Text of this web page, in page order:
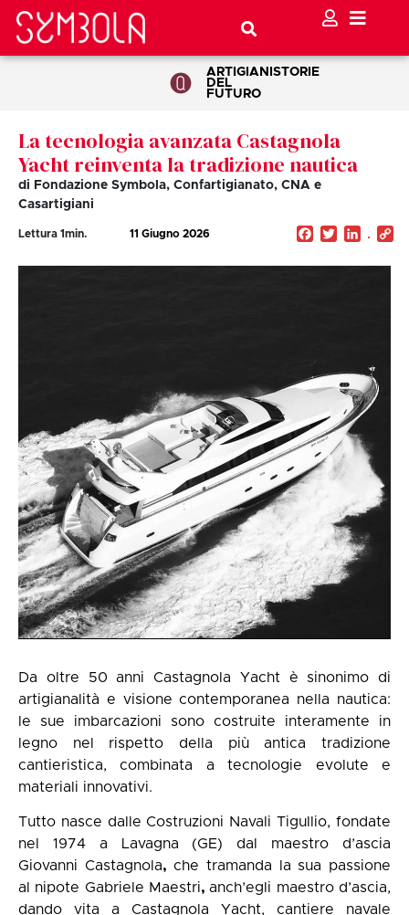
ARTIGIANI
DEL
FUTURO
STORIE
La tecnologia avanzata Castagnola
Yacht reinventa la tradizione nautica
di Fondazione Symbola, Confartigianato, CNA e
Casartigiani
Lettura 1min. 11 Giugno 2026 Facebook
Twitter
Da oltre 50 anni Castagnola Yacht è sinonimo di
artigianalità e visione contemporanea nella nautica:
le sue imbarcazioni sono costruite interamente in
legno nel rispetto della più antica tradizione
cantieristica, combinata a tecnologie evolute e
materiali innovativi.
Tutto nasce dalle Costruzioni Navali Tigullio, fondate
nel 1974 a Lavagna (GE) dal maestro d’ascia
Giovanni Castagnola, che tramanda la sua passione
al nipote Gabriele Maestri,anch’egli maestro d’ascia,
dando vita a Castagnola Yacht, cantiere navale